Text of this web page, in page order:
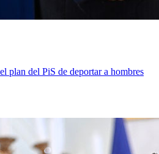
plan del PiS de deportar a hombres